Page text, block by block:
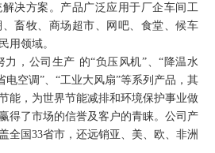
决方案。产品广泛应用于厂企车间工
畜牧、商场超市、网吧、食堂、候车
用领域。
公司生产 的“负压风机”、“降温水
空调”、 “工业大风扇”等系列产品，其
能，为世界节能减排和环境保护事业做
得了市场的信誉及客户的青睐。公司产
全国33省市，还远销亚、美、欧、非洲